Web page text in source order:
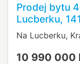
Prodej bytu
Lucberku,
Na Lucberku,
10 990 000